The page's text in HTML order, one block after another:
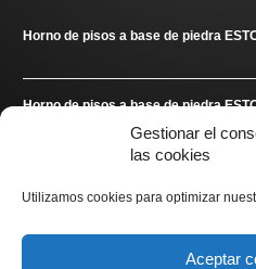
Gestionar el
las cookies
Utilizamos cookies para optimizar
Aceptar
Horno de pisos a base de piedra
Horno de pisos a base de piedra
Enlaces de interés
www.arditec.es